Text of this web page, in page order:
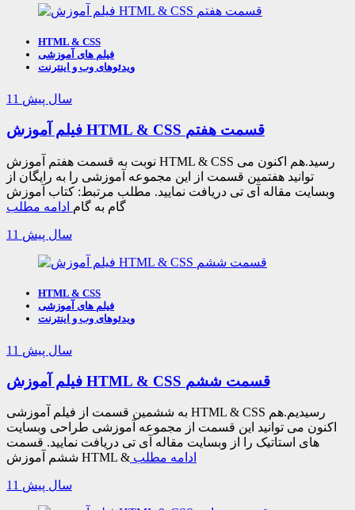
HTML & CSS
فیلم های آموزشی
ویدئوهای وب و اینترنت
11 سال پیش
فیلم آموزش HTML & CSS قسمت هفتم
نوبت به قسمت هفتم آموزش HTML & CSS رسید.هم اکنون می
توانید هفتمین قسمت از این مجموعه آموزشی را به رایگان از
وبسایت مقاله آی تی دریافت نمایید. مطلب مرتبط: کتاب آموزش
گام به گام ادامه مطلب
11 سال پیش
HTML & CSS
فیلم های آموزشی
ویدئوهای وب و اینترنت
11 سال پیش
فیلم آموزش HTML & CSS قسمت ششم
به ششمین قسمت از فیلم آموزشی HTML & CSS رسیدیم.هم
اکنون می توانید این قسمت از مجموعه آموزشی طراحی وبسایت
های استاتیک را از وبسایت مقاله آی تی دریافت نمایید. قسمت
ششم آموزش HTML & ادامه مطلب
11 سال پیش